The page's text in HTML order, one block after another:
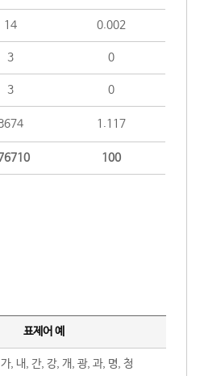
14 0.002
3 0
3 0
1.117
100
표제어 예
, 내, 간, 강, 개, 광, 과, 명, 청